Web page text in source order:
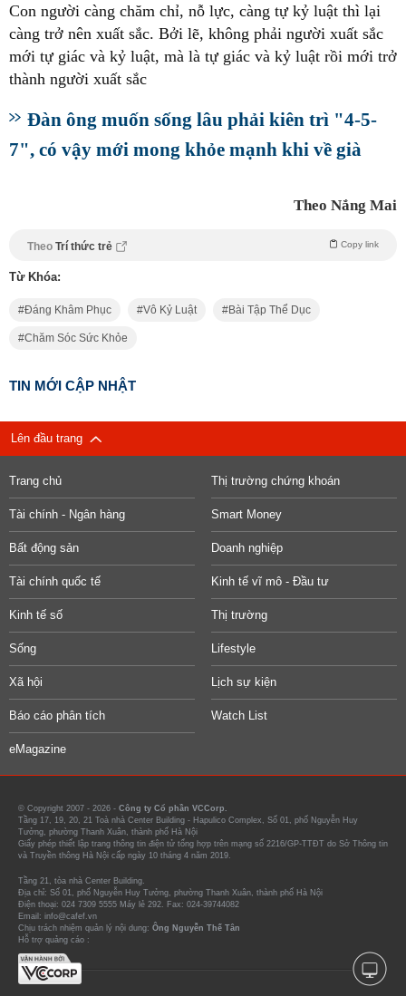
Con người càng chăm chỉ, nỗ lực, càng tự kỷ luật thì lại
càng trở nên xuất sắc. Bởi lẽ, không phải người xuất sắc
mới tự giác và kỷ luật, mà là tự giác và kỷ luật rồi mới trở
thành người xuất sắc
Đàn ông muốn sống lâu phải kiên trì "4-5-
7", có vậy mới mong khỏe mạnh khi về già
Theo Nắng Mai
Theo Trí thức trẻ Copy link
Từ Khóa:
Đáng Khâm Phục Vô Kỷ Luật Bài Tập Thể Dục
Chăm Sóc Sức Khỏe
TIN MỚI CẬP NHẬT
Lên đầu trang
Trang chủ Thị trường chứng khoán
Tài chính - Ngân hàng Smart Money
Bất động sản Doanh nghiệp
Tài chính quốc tế Kinh tế vĩ mô - Đầu tư
Kinh tế số Thị trường
Sống Lifestyle
Xã hội Lịch sự kiện
Báo cáo phân tích Watch List
eMagazine
© Copyright 2007 - 2026 - Công ty Cổ phần VCCorp.
Tầng 17, 19, 20, 21 Toà nhà Center Building - Hapulico Complex, Số 01, phố Nguyễn Huy
Tưởng, phường Thanh Xuân, thành phố Hà Nội
Giấy phép thiết lập trang thông tin điện tử tổng hợp trên mạng số 2216/GP-TTĐT do Sở Thông tin
và Truyền thông Hà Nội cấp ngày 10 tháng 4 năm 2019.
Tầng 21, tòa nhà Center Building.
Địa chỉ: Số 01, phố Nguyễn Huy Tưởng, phường Thanh Xuân, thành phố Hà Nội
Điện thoại: 024 7309 5555 Máy lẻ 292. Fax: 024-39744082
Email: info@cafef.vn
Chịu trách nhiệm quản lý nội dung: Ông Nguyễn Thế Tân
Hỗ trợ quảng cáo :